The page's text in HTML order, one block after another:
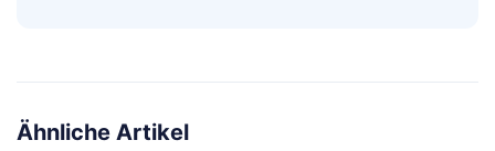
Ähnliche Artikel